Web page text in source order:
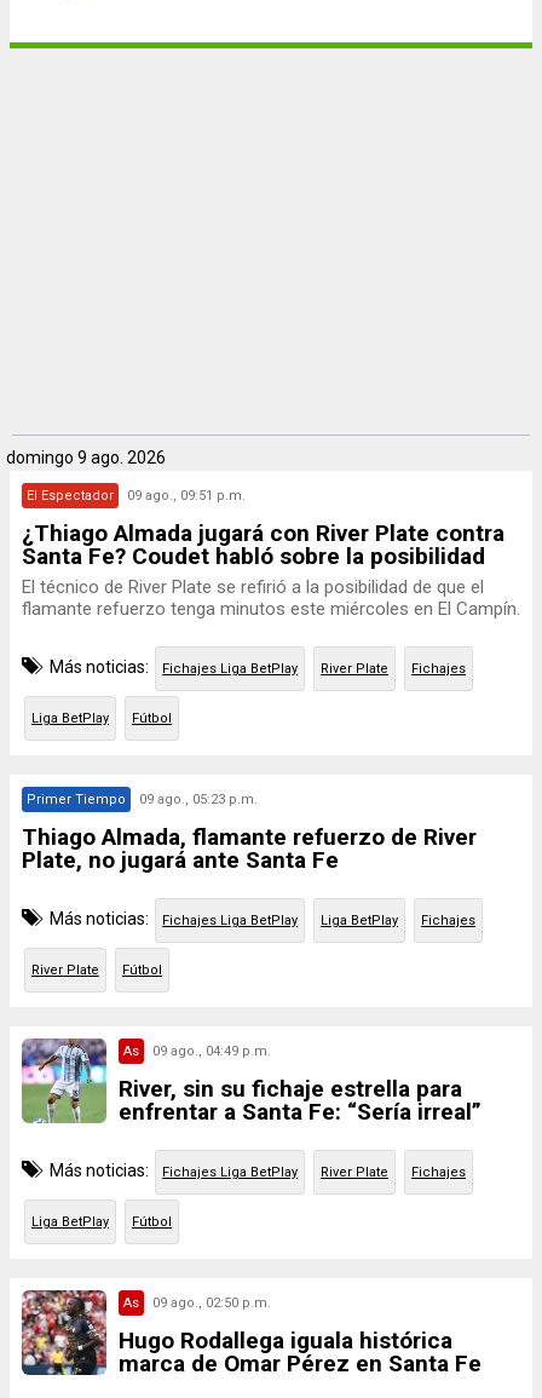
domingo 9 ago. 2026
El Espectador 09 ago., 09:51 p.m.
¿Thiago Almada jugará con River Plate contra
Santa Fe? Coudet habló sobre la posibilidad
El técnico de River Plate se refirió a la posibilidad de que el
flamante refuerzo tenga minutos este miércoles en El Campín.
Más noticias: Fichajes Liga BetPlay River Plate Fichajes
Liga BetPlay Fútbol
Primer Tiempo 09 ago., 05:23 p.m.
Thiago Almada, flamante refuerzo de River
Plate, no jugará ante Santa Fe
Más noticias: Fichajes Liga BetPlay Liga BetPlay Fichajes
River Plate Fútbol
As 09 ago., 04:49 p.m.
River, sin su fichaje estrella para
enfrentar a Santa Fe: “Sería irreal”
Más noticias: Fichajes Liga BetPlay River Plate Fichajes
Liga BetPlay Fútbol
As 09 ago., 02:50 p.m.
Hugo Rodallega iguala histórica
marca de Omar Pérez en Santa Fe